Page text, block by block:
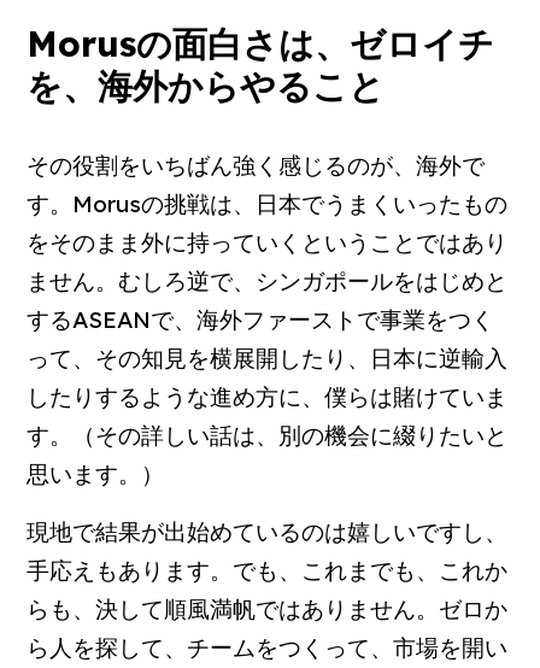
Morusの面白さは、ゼロイチ
を、海外からやること
その役割をいちばん強く感じるのが、海外で
す。Morusの挑戦は、日本でうまくいったもの
をそのまま外に持っていくということではあり
ません。むしろ逆で、シンガポールをはじめと
するASEANで、海外ファーストで事業をつく
って、その知見を横展開したり、日本に逆輸入
したりするような進め方に、僕らは賭けていま
す。（その詳しい話は、別の機会に綴りたいと
思います。）
現地で結果が出始めているのは嬉しいですし、
手応えもあります。でも、これまでも、これか
らも、決して順風満帆ではありません。ゼロか
ら人を探して、チームをつくって、市場を開い